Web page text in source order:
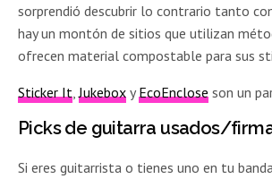
sorprendió descubrir lo contrario tanto
hay un montón de sitios que utilizan
ofrecen material compostable para sus
Sticker It ,Jukebox yEcoEnclose son un
Picks de guitarra usados/
Si eres guitarrista o tienes uno en tu